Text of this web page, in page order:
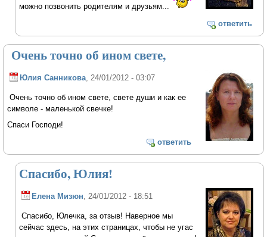
можно позвонить родителям и друзьям...
ответить
Очень точно об ином свете,
Юлия Санникова, 24/01/2012 - 03:07
Очень точно об ином свете, свете души и как ее
символе - маленькой свечке!
Спаси Господи!
ответить
Спасибо, Юлия!
Елена Мизюн , 24/01/2012 - 18:51
Спасибо, Юлечка, за отзыв! Наверное мы
сейчас здесь, на этих страницах, чтобы не угас